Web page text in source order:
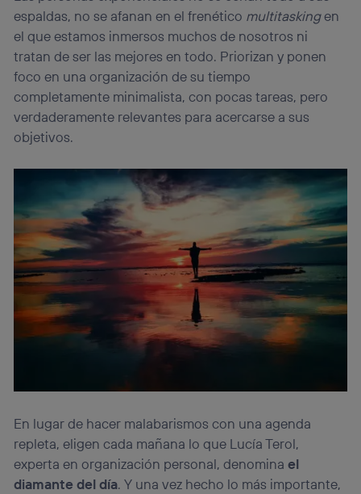
espaldas, no se afanan en el frenético multitaskingen
el que estamos inmersos muchos de nosotros ni
tratan de ser las mejores en todo. Priorizan y ponen
foco en una organización de su tiempo
completamente minimalista, con pocas tareas, pero
verdaderamente relevantes para acercarse a sus
objetivos.
En lugar de hacer malabarismos con una agenda
repleta, eligen cada mañana lo que Lucía Terol,
experta en organización personal, denominael
diamante del día. Y una vez hecho lo más importante,